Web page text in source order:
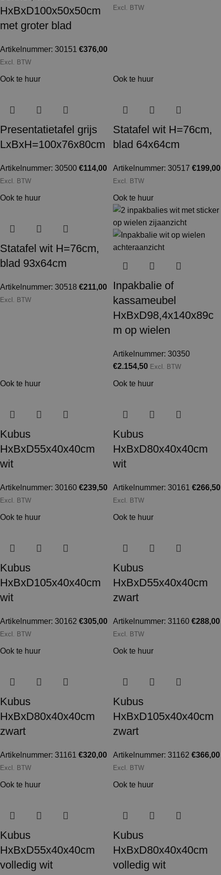
HxBxD100x50x50cm
met groter blad
Artikelnummer: 30151 €376,00
Excl. BTW
Excl. BTW
Ook te huur
Presentatietafel grijs
LxBxH=100x76x80cm
Artikelnummer: 30500 €114,00
Excl. BTW
Ook te huur
Statafel wit H=76cm,
blad 64x64cm
Artikelnummer: 30517 €199,00
Excl. BTW
Ook te huur
Statafel wit H=76cm,
blad 93x64cm
Artikelnummer: 30518 €211,00
Excl. BTW
Ook te huur
Inpakbalie of
kassameubel
HxBxD98,4x140x89c
m op wielen
Artikelnummer: 30350
€2.154,50 Excl. BTW
Ook te huur
Kubus
HxBxD55x40x40cm
wit
Artikelnummer: 30160 €239,50
Excl. BTW
Ook te huur
Kubus
HxBxD80x40x40cm
wit
Artikelnummer: 30161 €266,50
Excl. BTW
Ook te huur
Kubus
HxBxD105x40x40cm
wit
Artikelnummer: 30162 €305,00
Excl. BTW
Ook te huur
Kubus
HxBxD55x40x40cm
zwart
Artikelnummer: 31160 €288,00
Excl. BTW
Ook te huur
Kubus
HxBxD80x40x40cm
zwart
Artikelnummer: 31161 €320,00
Excl. BTW
Ook te huur
Kubus
HxBxD105x40x40cm
zwart
Artikelnummer: 31162 €366,00
Excl. BTW
Ook te huur
Kubus
HxBxD55x40x40cm
volledig wit
Ook te huur
Kubus
HxBxD80x40x40cm
volledig wit